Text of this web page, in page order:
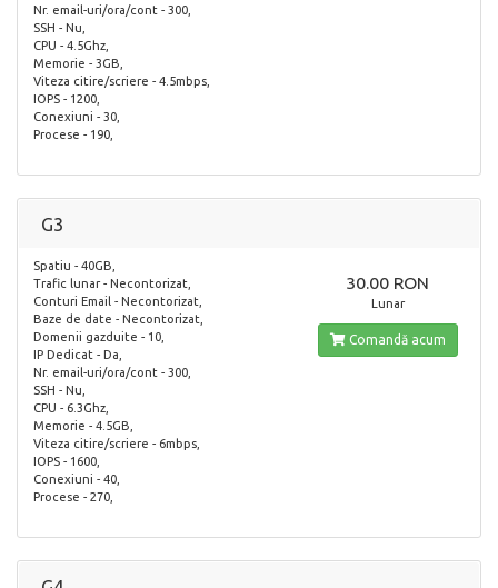
Nr. email-uri/ora/cont - 300,
SSH - Nu,
CPU - 4.5Ghz,
Memorie - 3GB,
Viteza citire/scriere - 4.5mbps,
IOPS - 1200,
Conexiuni - 30,
Procese - 190,
G3
Spatiu - 40GB,
Trafic lunar - Necontorizat,
Conturi Email - Necontorizat,
Baze de date - Necontorizat,
Domenii gazduite - 10,
IP Dedicat - Da,
Nr. email-uri/ora/cont - 300,
SSH - Nu,
CPU - 6.3Ghz,
Memorie - 4.5GB,
Viteza citire/scriere - 6mbps,
IOPS - 1600,
Conexiuni - 40,
Procese - 270,
30.00 RON
Lunar
Comandă acum